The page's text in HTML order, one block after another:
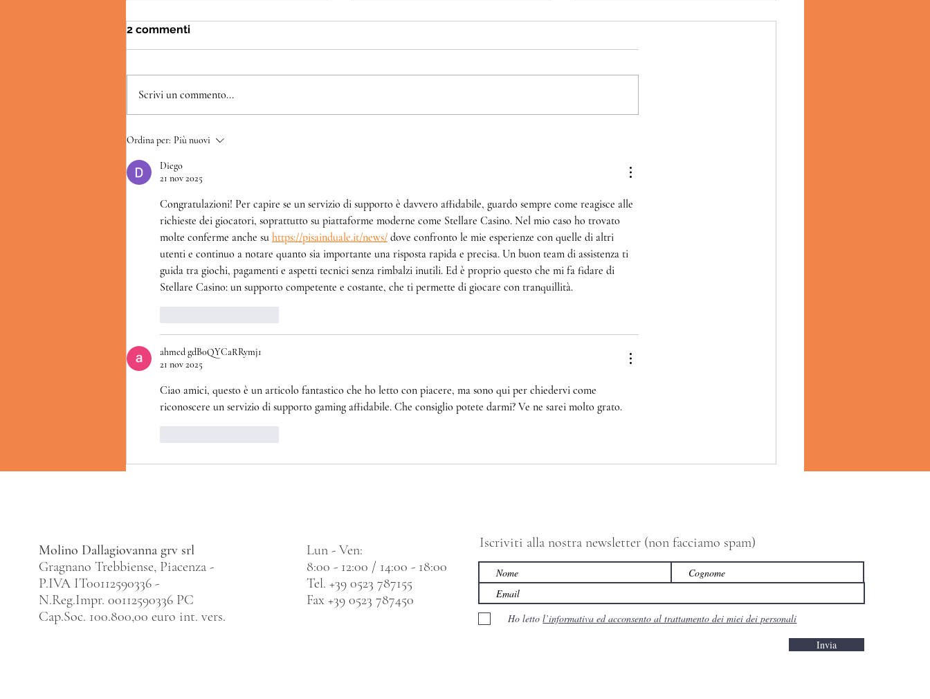
L'HAMBURGER
2 commenti
Scrivi un commento...
Ordina per: Più nuovi
Diego
21 nov 2025
Congratulazioni! Per capire se un servizio di supporto è davvero affidabile, guardo sempre come reagisce alle
richieste dei giocatori, soprattutto su piattaforme moderne come Stellare Casino. Nel mio caso ho trovato
molte conferme anche su https://pisainduale.it/news/ dove confronto le mie esperienze con quelle di altri
utenti e continuo a notare quanto sia importante una risposta rapida e precisa. Un buon team di assistenza ti
guida tra giochi, pagamenti e aspetti tecnici senza rimbalzi inutili. Ed è proprio questo che mi fa fidare di
Stellare Casino: un supporto competente e costante, che ti permette di giocare con tranquillità.
ahmed gdB0QYCaRRymj1
21 nov 2025
Ciao amici, questo è un articolo fantastico che ho letto con piacere, ma sono qui per chiedervi come
riconoscere un servizio di supporto gaming affidabile. Che consiglio potete darmi? Ve ne sarei molto grato.
Molino Dallagiovanna grv srl
Gragnano Trebbiense, Piacenza -
P.IVA IT00112590336 -
N.Reg.Impr. 00112590336 PC
Cap.Soc. 100.800,00 euro int. vers.
Lun - Ven:
8:00 - 12:00 / 14:00 - 18:00
Tel. +39 0523 787155
Fax +39 0523 787450
Iscriviti alla nostra newsletter (non facciamo spam)
Ho letto l’informativa ed acconsento al trattamento dei miei dei personali
Invia